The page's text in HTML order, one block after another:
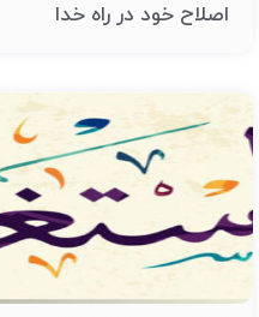
اصلاح خود در راه خدا